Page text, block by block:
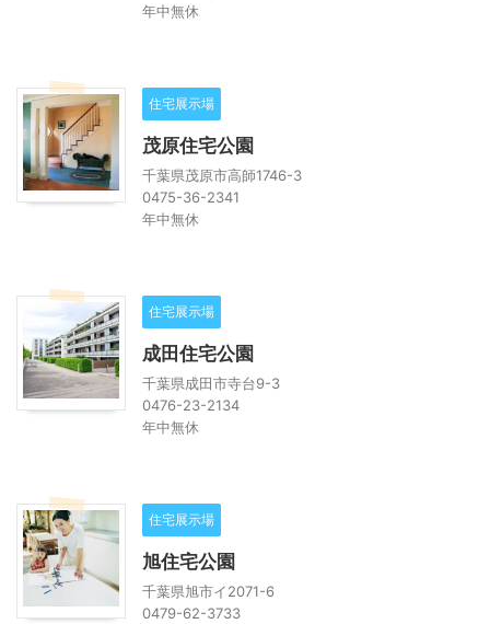
年中無休
住宅展示場
茂原住宅公園
千葉県茂原市高師1746-3
0475-36-2341
年中無休
住宅展示場
成田住宅公園
千葉県成田市寺台9-3
0476-23-2134
年中無休
住宅展示場
旭住宅公園
千葉県旭市イ2071-6
0479-62-3733